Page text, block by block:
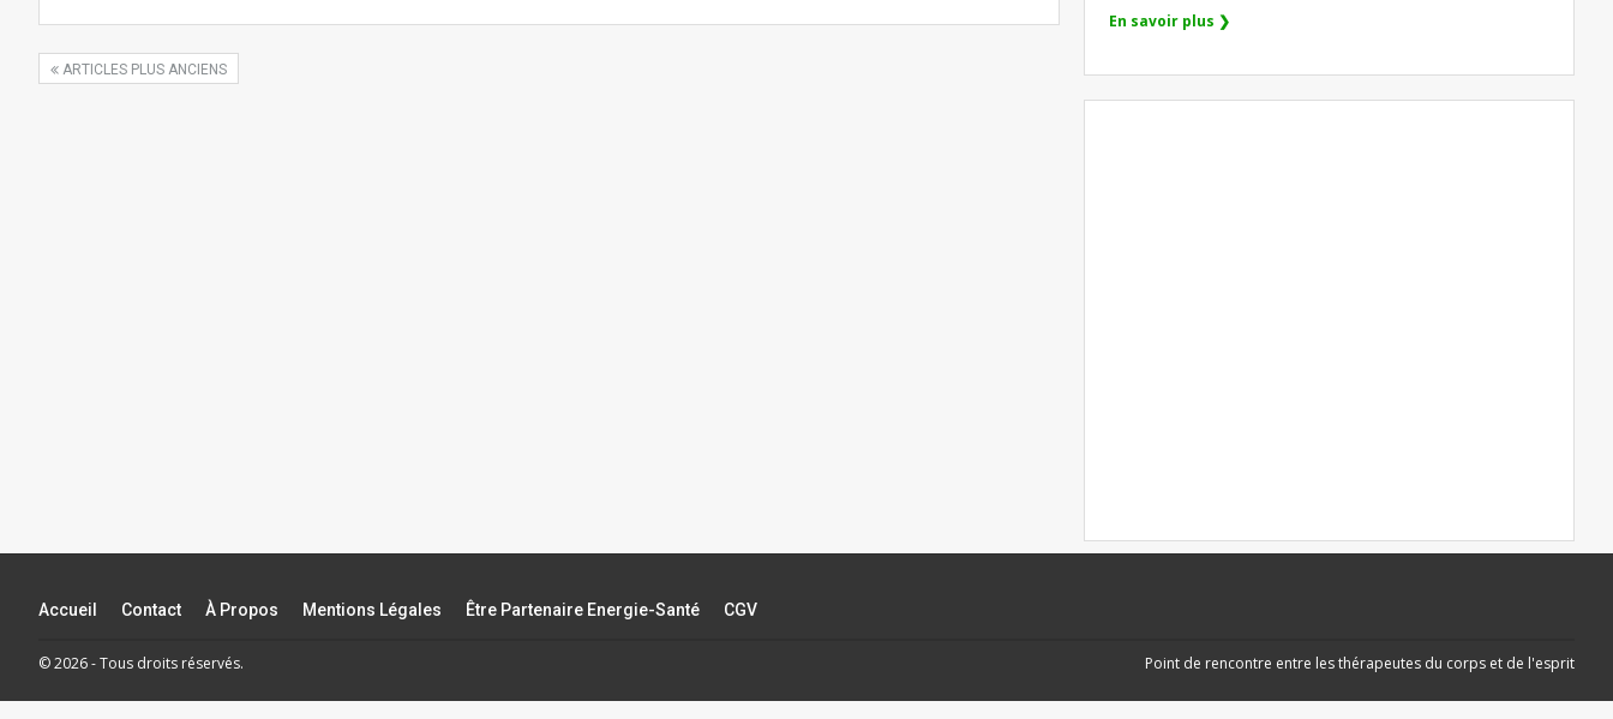
ARTICLES PLUS ANCIENS
En savoir plus ❯
Accueil Contact À Propos Mentions Légales Être Partenaire Energie-Santé CGV
© 2026 - Tous droits réservés. Point de rencontre entre les thérapeutes du corps et de l'esprit